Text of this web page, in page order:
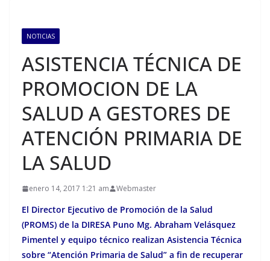
NOTICIAS
ASISTENCIA TÉCNICA DE
PROMOCION DE LA
SALUD A GESTORES DE
ATENCIÓN PRIMARIA DE
LA SALUD
enero 14, 2017 1:21 am Webmaster
El Director Ejecutivo de Promoción de la Salud
(PROMS) de la DIRESA Puno Mg. Abraham Velásquez
Pimentel y equipo técnico realizan Asistencia Técnica
sobre “Atención Primaria de Salud” a fin de recuperar